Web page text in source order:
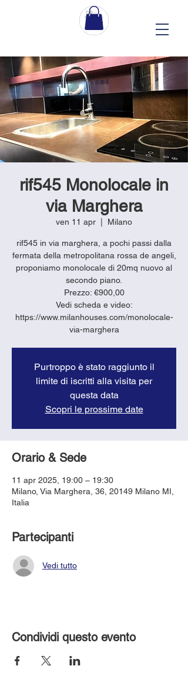
rif545 Monolocale in
via Marghera
ven 11 apr Milano
rif545 in via marghera, a pochi passi dalla
fermata della metropolitana rossa de angeli,
proponiamo monolocale di 20mq nuovo al
secondo piano.
Prezzo: €900,00
Vedi scheda e video:
https://www.milanhouses.com/monolocale-
via-marghera
Purtroppo è stato raggiunto il
limite di iscritti alla visita per
questa data
Scopri le prossime date
Orario & Sede
11 apr 2025, 19:00 – 19:30
Milano, Via Marghera, 36, 20149 Milano MI,
Italia
Partecipanti
Vedi tutto
Condividi questo evento